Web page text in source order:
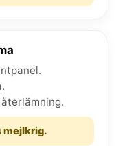
mejlkrig.